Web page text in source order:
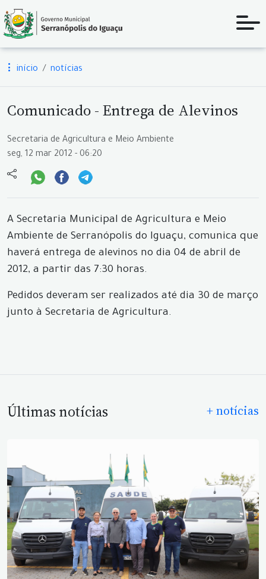
início notícias
Comunicado - Entrega de Alevinos
Secretaria de Agricultura e Meio Ambiente
seg, 12 mar 2012 - 06:20
A Secretaria Municipal de Agricultura e Meio
Ambiente de Serranópolis do Iguaçu, comunica que
haverá entrega de alevinos no dia 04 de abril de
2012, a partir das 7:30 horas.
Pedidos deveram ser realizados até dia 30 de março
junto à Secretaria de Agricultura.
Últimas notícias + notícias